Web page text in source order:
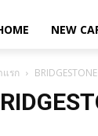
NEW
แรก BRIDGESTONE